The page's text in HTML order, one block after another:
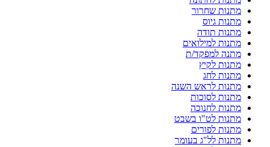
מתנות שחרור
מתנות גיוס
מתנות תודה
מתנות למילואים
מתנה למפקד/ת
מתנות לקיץ
מתנות לחג
מתנות לראש השנה
מתנות לסוכות
מתנות לחנוכה
מתנות לט"ו בשבט
מתנות לפורים
מתנות לל"ג בעומר